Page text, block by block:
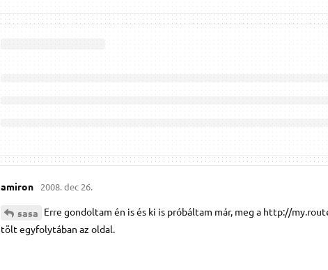
amiron 2008. dec 26.
sasa Erre gondoltam én is és ki is próbáltam már, meg a http://
tölt egyfolytában az oldal.